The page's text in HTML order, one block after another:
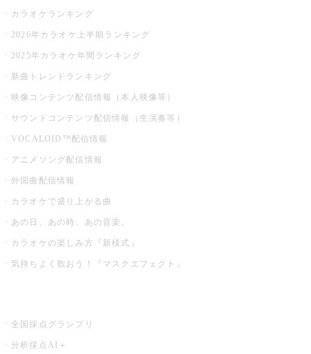
カラオケランキング
2026年カラオケ上半期ランキング
2025年カラオケ年間ランキング
新曲トレンドランキング
映像コンテンツ配信情報（本人映像等）
サウンドコンテンツ配信情報（生演奏等）
VOCALOID™配信情報
アニメソング配信情報
外国曲配信情報
カラオケで盛り上がる曲
あの日、あの時、あの音楽。
カラオケの楽しみ方『新様式』
気持ちよく歌おう！『マスクエフェクト』
全国採点グランプリ
分析採点AI＋